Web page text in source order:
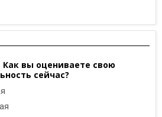
вы оцениваете свою
сейчас?